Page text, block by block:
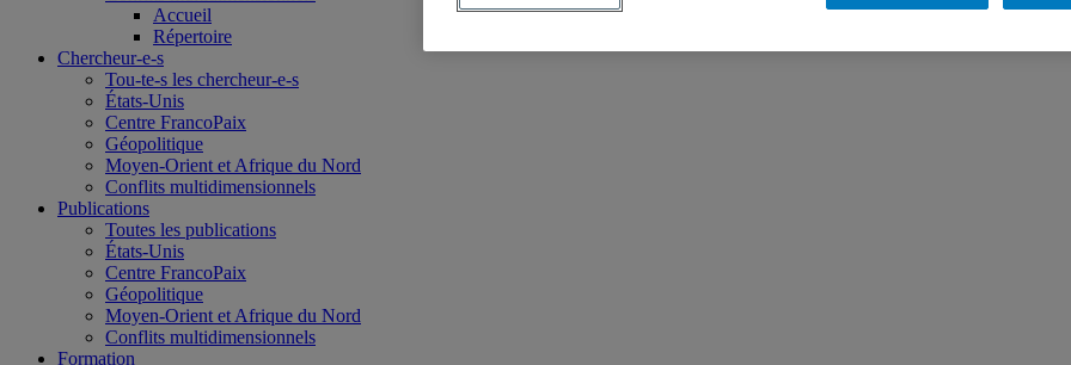
Accueil
Répertoire
Chercheur-e-s
Tou-te-s les chercheur-e-s
États-Unis
Centre FrancoPaix
Géopolitique
Moyen-Orient et Afrique du Nord
Conflits multidimensionnels
Publications
Toutes les publications
États-Unis
Centre FrancoPaix
Géopolitique
Moyen-Orient et Afrique du Nord
Conflits multidimensionnels
Formation